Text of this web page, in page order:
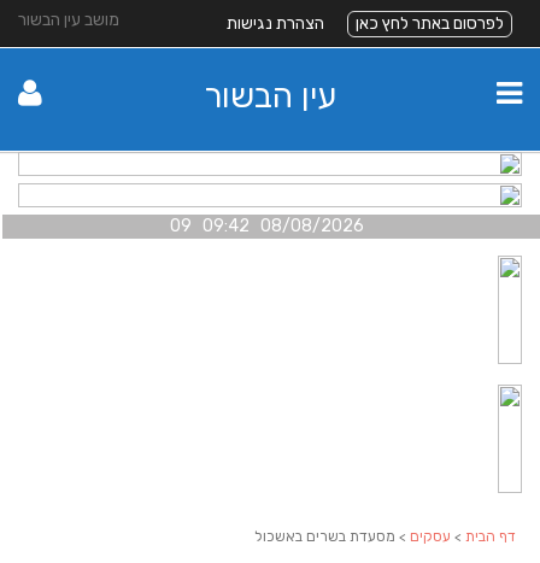
מושב עין הבשור לפרסום באתר לחץ כאן הצהרת נגישות
עין הבשור
08/08/2026 09:42 09
דף הבית > עסקים > מסעדת בשרים באשכול